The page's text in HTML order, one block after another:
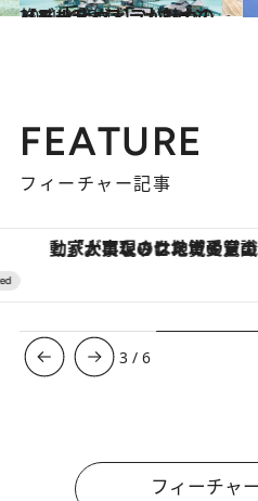
2021.2.25
【モルディブ】ソネバジャニ 水上ヴィラが魅力のリゾート
旅＆お出かけ
FEATURE
フィーチャー記事
3 /6
フィーチャ